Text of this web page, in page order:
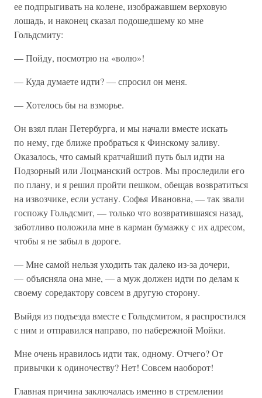
ее подпрыгивать на колене, изображавшем верховую
лошадь, и наконец сказал подошедшему ко мне
Гольдсмиту:
— Пойду, посмотрю на «волю»!
— Куда думаете идти? — спросил он меня.
— Хотелось бы на взморье.
Он взял план Петербурга, и мы начали вместе искать
по нему, где ближе пробраться к Финскому заливу.
Оказалось, что самый кратчайший путь был идти на
Подзорный или Лоцманский остров. Мы проследили его
по плану, и я решил пройти пешком, обещав возвратиться
на извозчике, если устану. Софья Ивановна, — так звали
госпожу Гольдсмит, — только что возвратившаяся назад,
заботливо положила мне в карман бумажку с их адресом,
чтобы я не забыл в дороге.
— Мне самой нельзя уходить так далеко из-за дочери,
— объясняла она мне, — а муж должен идти по делам к
своему соредактору совсем в другую сторону.
Выйдя из подъезда вместе с Гольдсмитом, я распростился
с ним и отправился направо, по набережной Мойки.
Мне очень нравилось идти так, одному. Отчего? От
привычки к одиночеству? Нет! Совсем наоборот!
Главная причина заключалась именно в стремлении